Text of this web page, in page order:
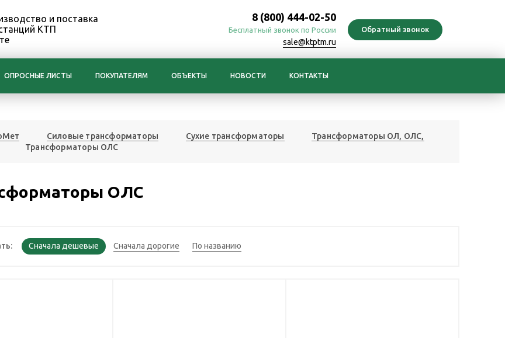
и поставка
КТП
8 (800) 444-02-50
Бесплатный звонок по России
sale@ktptm.ru
ОПРОСНЫЕ ЛИСТЫ ПОКУПАТЕЛЯМ ОБЪЕКТЫ НОВОСТИ КОНТАКТЫ
Силовые трансформаторы Сухие трансформаторы
Трансформаторы ОЛ, ОЛС,
Трансформаторы ОЛС
ОЛС